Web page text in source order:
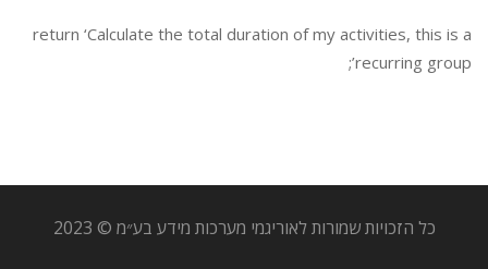
return ‘Calculate the total duration of my activities, this is a
recurring group’;
כל הזכויות שמורות לאוריגמי מערכות מידע בע״מ © 2023